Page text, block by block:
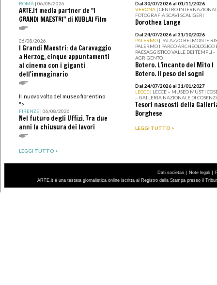
ROMA| 06/08/2026
ARTE.it media partner de "I
GRANDI MAESTRI" di KUBLAI Film
06/08/2026
I Grandi Maestri: da Caravaggio
a Herzog, cinque appuntamenti
al cinema con i giganti
dell'immaginario
Il nuovo volto del museo fiorentino
">
FIRENZE| 06/08/2026
Nel futuro degli Uffizi. Tra due
anni la chiusura dei lavori
LEGGI TUTTO >
Dal 30/07/2026 al 01/11/2026
VERONA | CENTRO
FOTOGRAFIA SCAVI SCALIGERI
Dorothea Lange
Dal 24/07/2026 al 31/10/2026
PALERMO | PALAZZO BELMONTE
PALERMO I PARCO ARCHEOLOGICO
PAESAGGISTICO VALLE DEI TEMPLI -
AGRIGENTO
Botero. L’incanto del Mito I
Botero. Il peso dei sogni
Dal 24/07/2026 al 31/01/2027
LECCE | LECCE – MUSEO MUST I
– GALLERIA NAZIONALE DI
Tesori nascosti della
Borghese
LEGGI TUTTO >
Dati societari | Note legali |
ARTE.it è una testata giornalistica online iscritta al Registro della Stampa presso il